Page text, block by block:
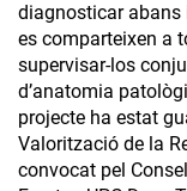
diagnosticar abans
es comparteixen a
supervisar-los
d’anatomia
projecte ha estat
Valorització de la
convocat pel